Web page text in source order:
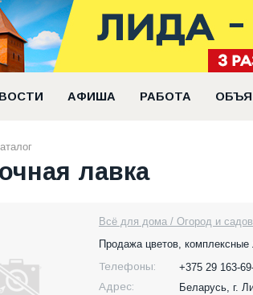
АФИША РАБОТА
лавка
Всё для дома / Огород и
Продажа цветов,
Телефоны:
+375 29 163-
Адрес:
Беларусь, г.